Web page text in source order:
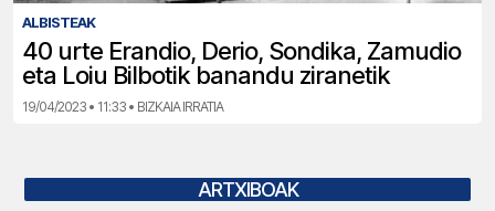
ALBISTEAK
40 urte Erandio, Derio, Sondika, Zamudio
eta Loiu Bilbotik banandu ziranetik
19/04/2023 • 11:33 • BIZKAIA IRRATIA
ARTXIBOAK